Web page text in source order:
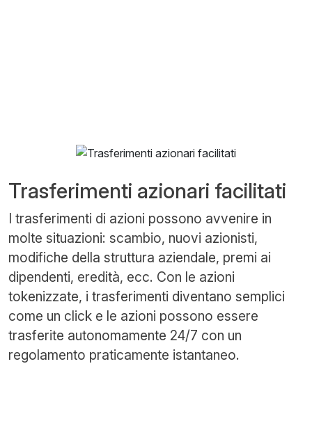
Trasferimenti azionari facilitati
I trasferimenti di azioni possono avvenire in
molte situazioni: scambio, nuovi azionisti,
modifiche della struttura aziendale, premi ai
dipendenti, eredità, ecc. Con le azioni
tokenizzate, i trasferimenti diventano semplici
come un click e le azioni possono essere
trasferite autonomamente 24/7 con un
regolamento praticamente istantaneo.